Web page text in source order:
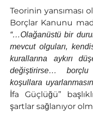
Teorinin yansıması
Borçlar Kanunu
“…Olağanüstü bir
mevcut olguları,
kurallarına aykırı
değiştirirse…
koşullara
İfa Güçlüğü”
şartlar sağlanıyor